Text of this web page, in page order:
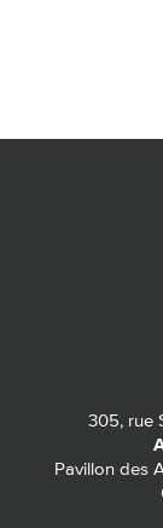
305, rue
Pavillon des